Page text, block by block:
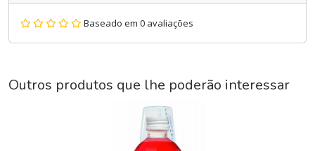
Baseado em 0 avaliações
Outros produtos que lhe poderão interessar